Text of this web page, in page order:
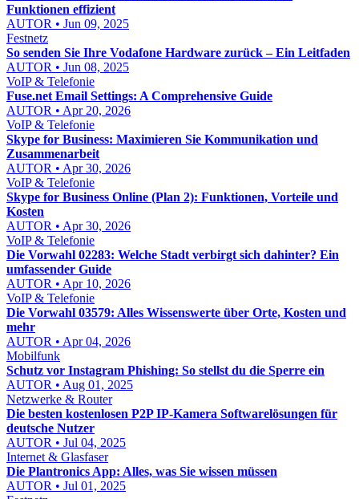
Funktionen effizient
AUTOR • Jun 09, 2025
Festnetz
So senden Sie Ihre Vodafone Hardware zurück – Ein Leitfaden
AUTOR • Jun 08, 2025
VoIP & Telefonie
Fuse.net Email Settings: A Comprehensive Guide
AUTOR • Apr 20, 2026
VoIP & Telefonie
Skype for Business: Maximieren Sie Kommunikation und
Zusammenarbeit
AUTOR • Apr 30, 2026
VoIP & Telefonie
Skype for Business Online (Plan 2): Funktionen, Vorteile und
Kosten
AUTOR • Apr 30, 2026
VoIP & Telefonie
Die Vorwahl 02283: Welche Stadt verbirgt sich dahinter? Ein
umfassender Guide
AUTOR • Apr 10, 2026
VoIP & Telefonie
Die Vorwahl 03579: Alles Wissenswerte über Orte, Kosten und
mehr
AUTOR • Apr 04, 2026
Mobilfunk
Schutz vor Instagram Phishing: So stellst du die Sperre ein
AUTOR • Aug 01, 2025
Netzwerke & Router
Die besten kostenlosen P2P IP-Kamera Softwarelösungen für
deutsche Nutzer
AUTOR • Jul 04, 2025
Internet & Glasfaser
Die Plantronics App: Alles, was Sie wissen müssen
AUTOR • Jul 01, 2025